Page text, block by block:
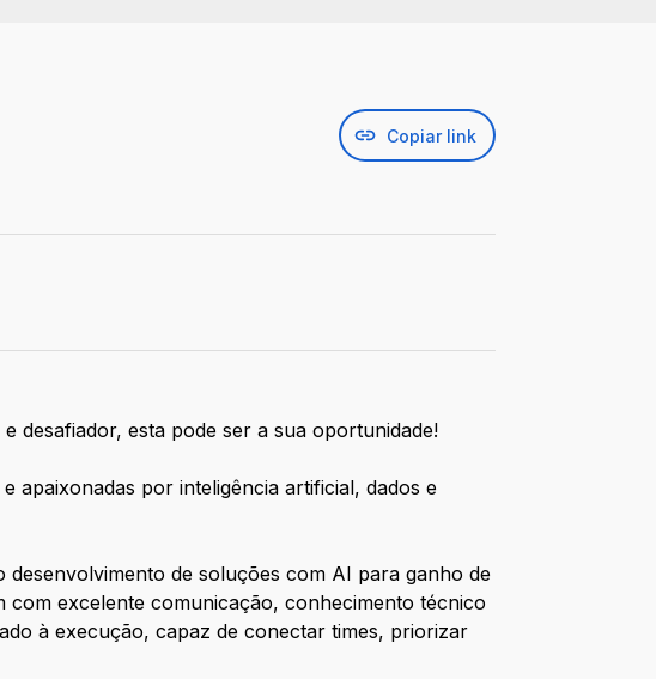
Copiar link
desafiador, esta pode ser a sua oportunidade!
apaixonadas por inteligência artificial, dados e
de soluções com AI para ganho de
com excelente comunicação, conhecimento técnico
à execução, capaz de conectar times, priorizar